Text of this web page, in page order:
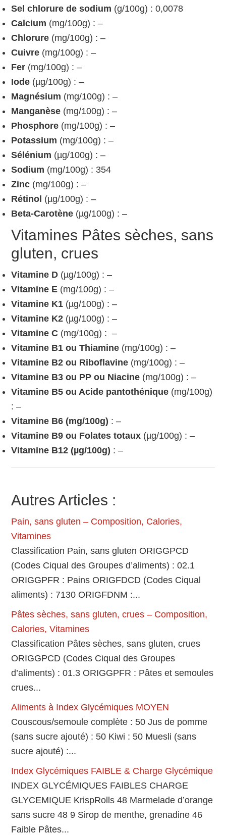
Sel chlorure de sodium (g/100g) : 0,0078
Calcium (mg/100g) : –
Chlorure (mg/100g) : –
Cuivre (mg/100g) : –
Fer (mg/100g) : –
Iode (µg/100g) : –
Magnésium (mg/100g) : –
Manganèse (mg/100g) : –
Phosphore (mg/100g) : –
Potassium (mg/100g) : –
Sélénium (µg/100g) : –
Sodium (mg/100g) : 354
Zinc (mg/100g) : –
Rétinol (µg/100g) : –
Beta-Carotène (µg/100g) : –
Vitamines Pâtes sèches, sans
gluten, crues
Vitamine D (µg/100g) : –
Vitamine E (mg/100g) : –
Vitamine K1 (µg/100g) : –
Vitamine K2 (µg/100g) : –
Vitamine C (mg/100g) : –
Vitamine B1 ou Thiamine (mg/100g) : –
Vitamine B2 ou Riboflavine (mg/100g) : –
Vitamine B3 ou PP ou Niacine (mg/100g) : –
Vitamine B5 ou Acide pantothénique (mg/100g)
: –
Vitamine B6 (mg/100g) : –
Vitamine B9 ou Folates totaux (µg/100g) : –
Vitamine B12 (µg/100g) : –
Autres Articles :
Pain, sans gluten – Composition, Calories,
Vitamines
Classification Pain, sans gluten ORIGGPCD
(Codes Ciqual des Groupes d’aliments) : 02.1
ORIGGPFR : Pains ORIGFDCD (Codes Ciqual
aliments) : 7130 ORIGFDNM :...
Pâtes sèches, sans gluten, crues – Composition,
Calories, Vitamines
Classification Pâtes sèches, sans gluten, crues
ORIGGPCD (Codes Ciqual des Groupes
d’aliments) : 01.3 ORIGGPFR : Pâtes et semoules
crues...
Aliments à Index Glycémiques MOYEN
Couscous/semoule complète : 50 Jus de pomme
(sans sucre ajouté) : 50 Kiwi : 50 Muesli (sans
sucre ajouté) :...
Index Glycémiques FAIBLE & Charge Glycémique
INDEX GLYCÉMIQUES FAIBLES CHARGE
GLYCEMIQUE KrispRolls 48 Marmelade d’orange
sans sucre 48 9 Sirop de menthe, grenadine 46
Faible Pâtes...